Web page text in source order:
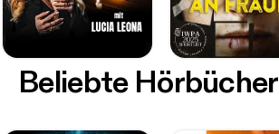
Beliebte Hörbücher